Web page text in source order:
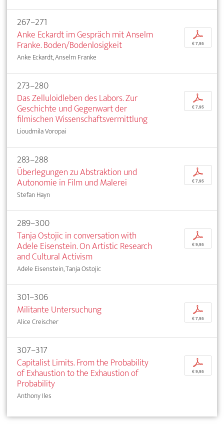
267–271
Anke Eckardt im Gespräch mit Anselm
Franke. Boden/Bodenlosigkeit
Anke Eckardt, Anselm Franke
p
€ 7,95
273–280
Das Zelluloidleben des Labors. Zur
Geschichte und Gegenwart der
filmischen Wissenschaftsvermittlung
Lioudmila Voropai
p
€ 7,95
283–288
Überlegungen zu Abstraktion und
Autonomie in Film und Malerei
Stefan Hayn
p
€ 7,95
289–300
Tanja Ostojic in conversation with
Adele Eisenstein. On Artistic Research
and Cultural Activism
Adele Eisenstein, Tanja Ostojic
p
€ 9,95
301–306
Militante Untersuchung
Alice Creischer
p
€ 7,95
307–317
Capitalist Limits. From the Probability
of Exhaustion to the Exhaustion of
Probability
Anthony Iles
p
€ 9,95